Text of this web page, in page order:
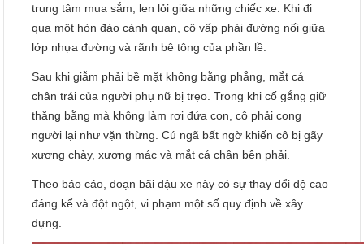
trung tâm mua sắm, len lỏi giữa những chiếc xe. Khi đi
qua một hòn đảo cảnh quan, cô vấp phải đường nối giữa
lớp nhựa đường và rãnh bê tông của phần lề.
Sau khi giẫm phải bề mặt không bằng phẳng, mắt cá
chân trái của người phụ nữ bị trẹo. Trong khi cố gắng giữ
thăng bằng mà không làm rơi đứa con, cô phải cong
người lại như vặn thừng. Cú ngã bất ngờ khiến cô bị gãy
xương chày, xương mác và mắt cá chân bên phải.
Theo báo cáo, đoạn bãi đậu xe này có sự thay đổi độ cao
đáng kể và đột ngột, vi phạm một số quy định về xây
dựng.